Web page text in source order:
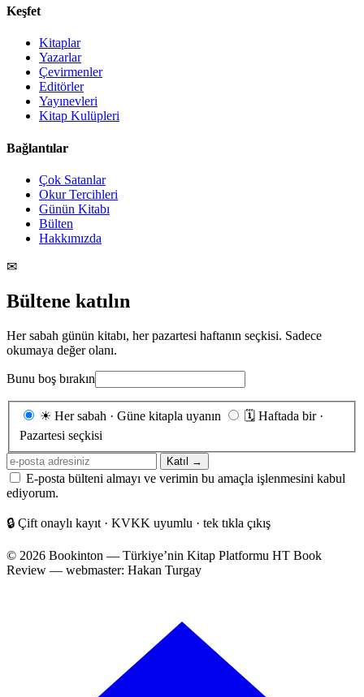
Keşfet
Kitaplar
Yazarlar
Çevirmenler
Editörler
Yayınevleri
Kitap Kulüpleri
Bağlantılar
Çok Satanlar
Okur Tercihleri
Günün Kitabı
Bülten
Hakkımızda
✉
Bültene katılın
Her sabah günün kitabı, her pazartesi haftanın seçkisi. Sadece
okumaya değer olanı.
Bunu boş bırakın
Gönderim
☀ Her sabah · Güne kitapla uyanın 🗓 Haftada bir ·
Pazartesi seçkisi
E-
posta
adresiniz
Katıl →
E-posta bülteni almayı ve verimin bu amaçla işlenmesini kabul
ediyorum.
🔒 Çift onaylı kayıt · KVKK uyumlu · tek tıkla çıkış
© 2026 Bookinton — Türkiye’nin Kitap Platformu HT Book
Review — webmaster: Hakan Turgay